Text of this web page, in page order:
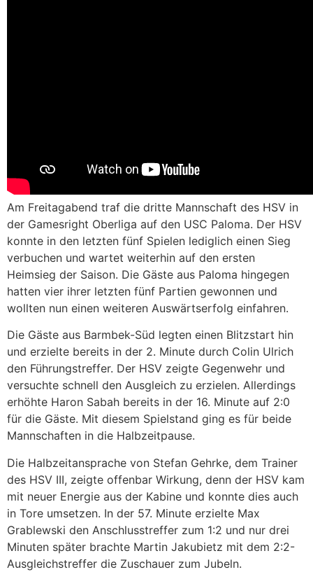
Am Freitagabend traf die dritte Mannschaft des HSV in
der Gamesright Oberliga auf den USC Paloma. Der HSV
konnte in den letzten fünf Spielen lediglich einen Sieg
verbuchen und wartet weiterhin auf den ersten
Heimsieg der Saison. Die Gäste aus Paloma hingegen
hatten vier ihrer letzten fünf Partien gewonnen und
wollten nun einen weiteren Auswärtserfolg einfahren.
Die Gäste aus Barmbek-Süd legten einen Blitzstart hin
und erzielte bereits in der 2. Minute durch Colin Ulrich
den Führungstreffer. Der HSV zeigte Gegenwehr und
versuchte schnell den Ausgleich zu erzielen. Allerdings
erhöhte Haron Sabah bereits in der 16. Minute auf 2:0
für die Gäste. Mit diesem Spielstand ging es für beide
Mannschaften in die Halbzeitpause.
Die Halbzeitansprache von Stefan Gehrke, dem Trainer
des HSV III, zeigte offenbar Wirkung, denn der HSV kam
mit neuer Energie aus der Kabine und konnte dies auch
in Tore umsetzen. In der 57. Minute erzielte Max
Grablewski den Anschlusstreffer zum 1:2 und nur drei
Minuten später brachte Martin Jakubietz mit dem 2:2-
Ausgleichstreffer die Zuschauer zum Jubeln.